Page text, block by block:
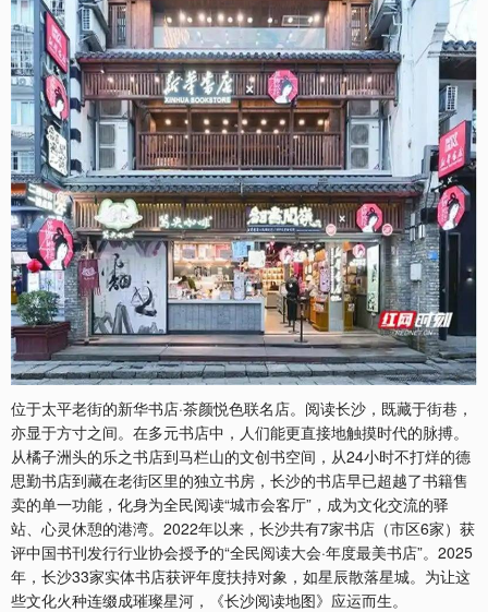
位于太平老街的新华书店·茶颜悦色联名店。阅读长沙，既藏于街巷，
亦显于方寸之间。在多元书店中，人们能更直接地触摸时代的脉搏。
从橘子洲头的乐之书店到马栏山的文创书空间，从24小时不打烊的德
思勤书店到藏在老街区里的独立书房，长沙的书店早已超越了书籍售
卖的单一功能，化身为全民阅读“城市会客厅”，成为文化交流的驿
站、心灵休憩的港湾。2022年以来，长沙共有7家书店（市区6家）获
评中国书刊发行行业协会授予的“全民阅读大会·年度最美书店”。2025
年，长沙33家实体书店获评年度扶持对象，如星辰散落星城。为让这
些文化火种连缀成璀璨星河，《长沙阅读地图》应运而生。